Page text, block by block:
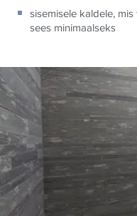
sisemisele kaldele,
sees minimaalseks